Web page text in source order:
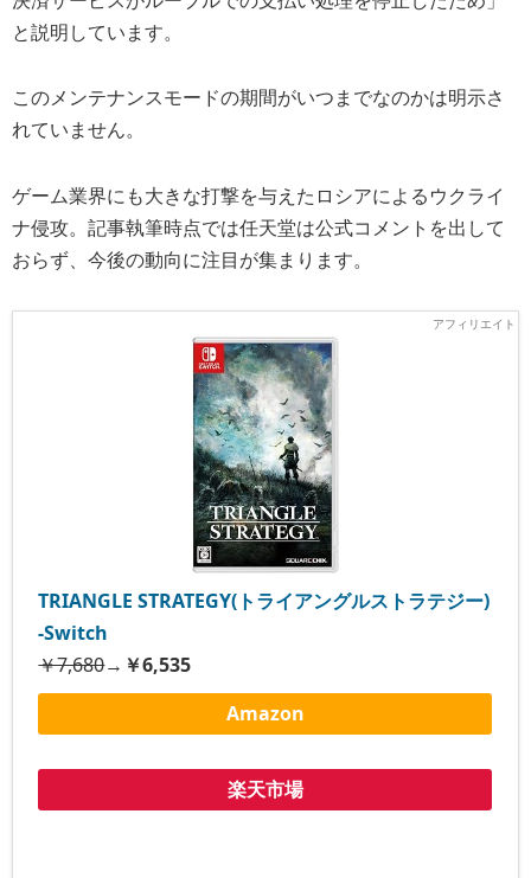
と説明しています。
このメンテナンスモードの期間がいつまでなのかは明示さ
れていません。
ゲーム業界にも大きな打撃を与えたロシアによるウクライ
ナ侵攻。記事執筆時点では任天堂は公式コメントを出して
おらず、今後の動向に注目が集まります。
TRIANGLE STRATEGY(トライアングルストラテジー)
-Switch
￥7,680→ ￥6,535
Amazon
楽天市場